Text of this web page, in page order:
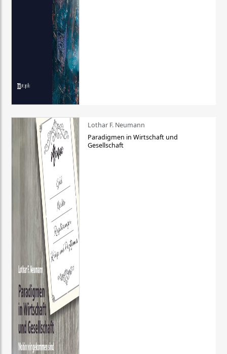
Lothar F. Neumann
Paradigmen in Wirtschaft und
Gesellschaft